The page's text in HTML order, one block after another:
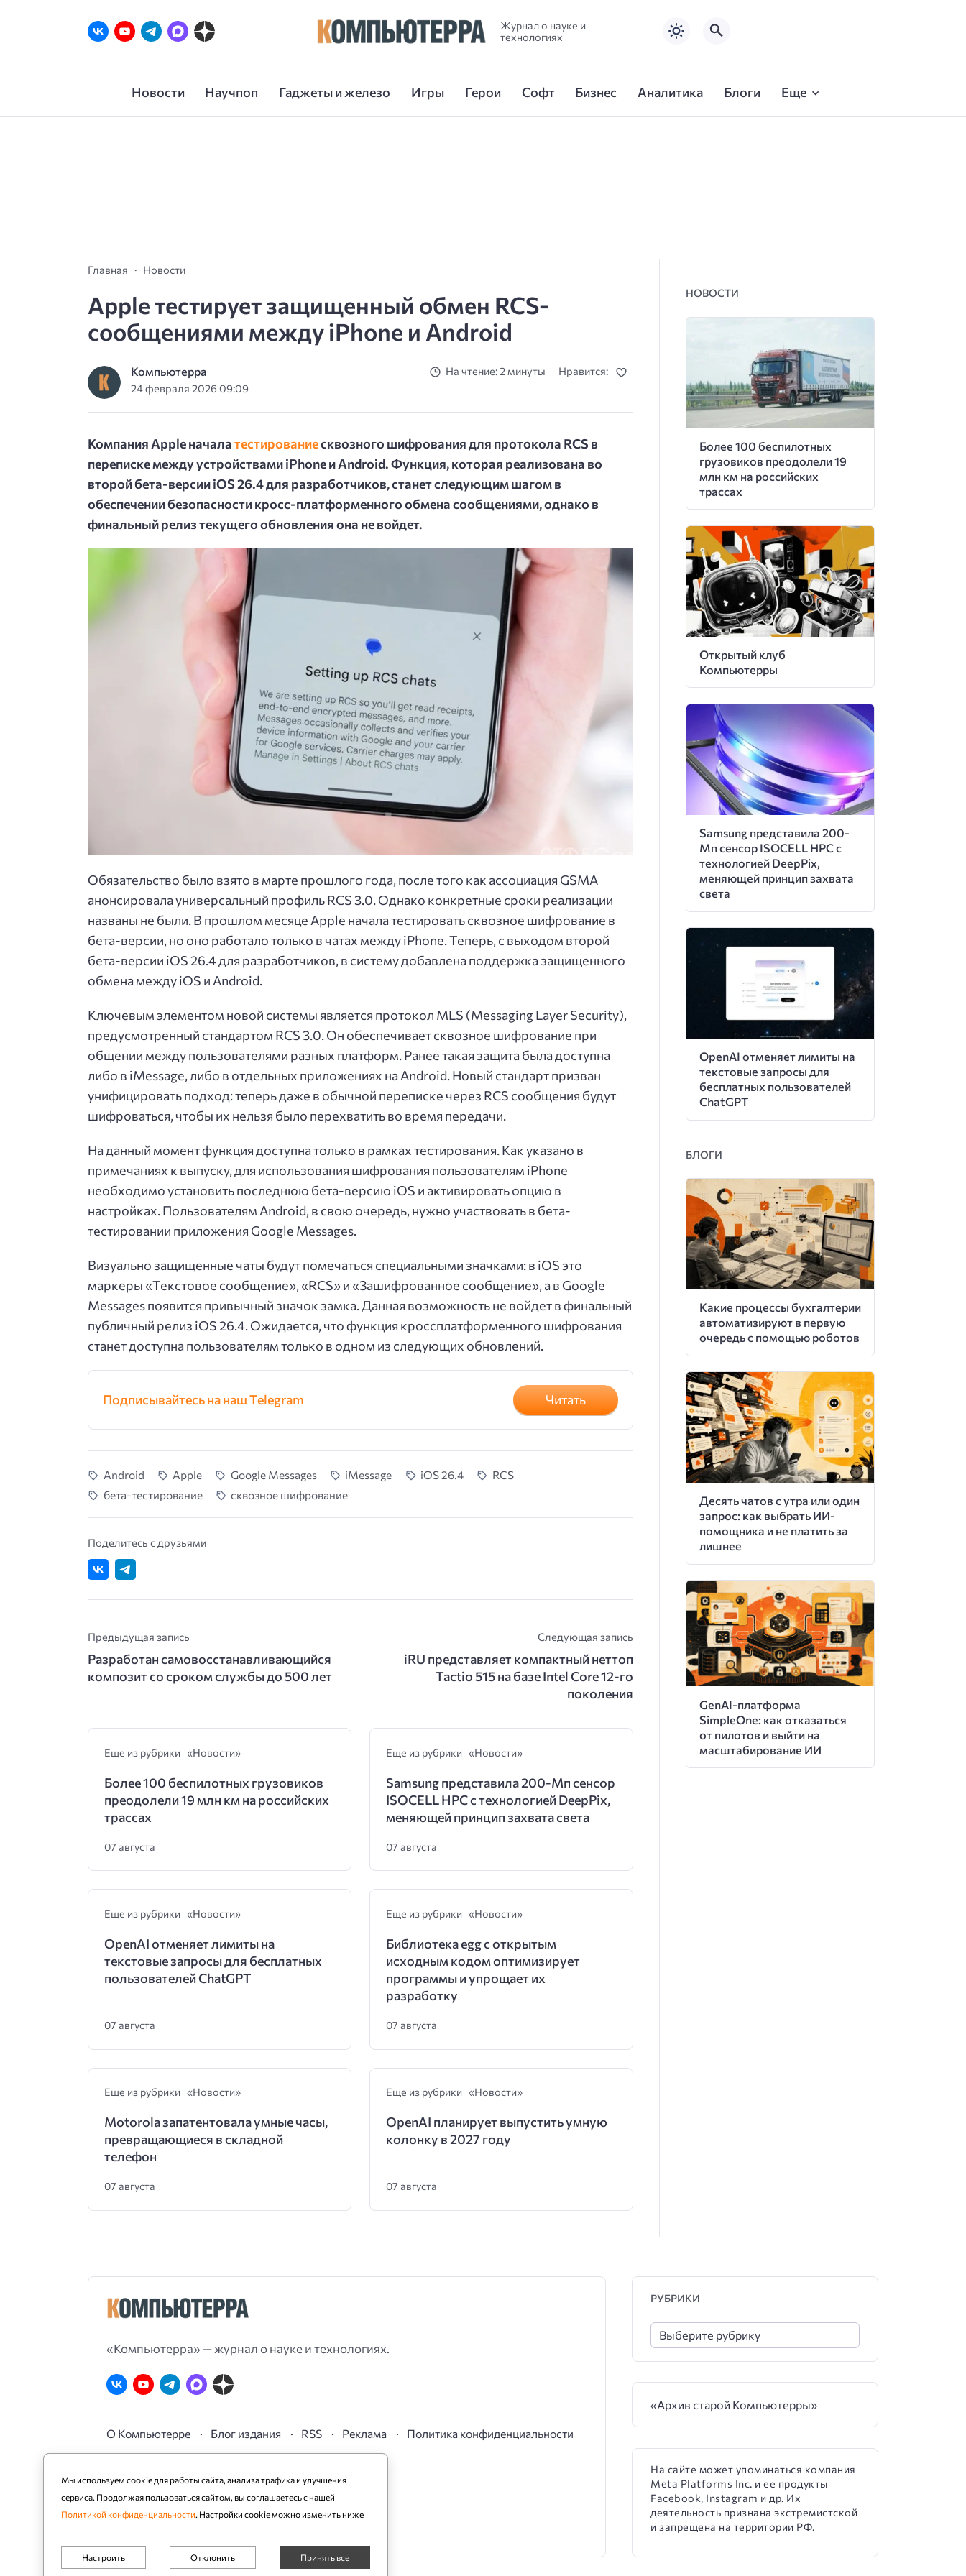
Журнал о науке и
технологиях
Новости Научпоп Гаджеты и железо Игры Герои Софт Бизнес Аналитика Блоги Еще
Главная Новости
Apple тестирует защищенный обмен RCS-
сообщениями между iPhone и Android
Компьютерра
24 февраля 2026 09:09
На чтение: 2 минуты Нравится:
Компания Apple началатестированиесквозного шифрования для протокола RCS в
переписке между устройствами iPhone и Android. Функция, которая реализована во
второй бета-версии iOS 26.4 для разработчиков, станет следующим шагом в
обеспечении безопасности кросс-платформенного обмена сообщениями, однако в
финальный релиз текущего обновления она не войдет.
Обязательство было взято в марте прошлого года, после того как ассоциация GSMA
анонсировала универсальный профиль RCS 3.0. Однако конкретные сроки реализации
названы не были. В прошлом месяце Apple начала тестировать сквозное шифрование в
бета-версии, но оно работало только в чатах между iPhone. Теперь, с выходом второй
бета-версии iOS 26.4 для разработчиков, в систему добавлена поддержка защищенного
обмена между iOS и Android.
Ключевым элементом новой системы является протокол MLS (Messaging Layer Security),
предусмотренный стандартом RCS 3.0. Он обеспечивает сквозное шифрование при
общении между пользователями разных платформ. Ранее такая защита была доступна
либо в iMessage, либо в отдельных приложениях на Android. Новый стандарт призван
унифицировать подход: теперь даже в обычной переписке через RCS сообщения будут
шифроваться, чтобы их нельзя было перехватить во время передачи.
На данный момент функция доступна только в рамках тестирования. Как указано в
примечаниях к выпуску, для использования шифрования пользователям iPhone
необходимо установить последнюю бета-версию iOS и активировать опцию в
настройках. Пользователям Android, в свою очередь, нужно участвовать в бета-
тестировании приложения Google Messages.
Визуально защищенные чаты будут помечаться специальными значками: в iOS это
маркеры «Текстовое сообщение», «RCS» и «Зашифрованное сообщение», а в Google
Messages появится привычный значок замка. Данная возможность не войдет в финальный
публичный релиз iOS 26.4. Ожидается, что функция кроссплатформенного шифрования
станет доступна пользователям только в одном из следующих обновлений.
Подписывайтесь на наш Telegram Читать
Android Apple Google Messages iMessage iOS 26.4
RCS
бета-тестирование
сквозное шифрование
Поделитесь с друзьями
Предыдущая запись
Разработан самовосстанавливающийся
композит со сроком службы до 500 лет
Следующая запись
iRU представляет компактный неттоп
Tactio 515 на базе Intel Core 12-го
поколения
Еще из рубрики «Новости»
Более 100 беспилотных грузовиков
преодолели 19 млн км на российских
трассах
07 августа
Еще из рубрики «Новости»
Samsung представила 200-Мп сенсор
ISOCELL HPC с технологией DeepPix,
меняющей принцип захвата света
07 августа
Еще из рубрики «Новости»
OpenAI отменяет лимиты на
текстовые запросы для бесплатных
пользователей ChatGPT
07 августа
Еще из рубрики «Новости»
Библиотека egg с открытым
исходным кодом оптимизирует
программы и упрощает их
разработку
07 августа
Еще из рубрики «Новости»
Motorola запатентовала умные часы,
превращающиеся в складной
телефон
07 августа
Еще из рубрики «Новости»
OpenAI планирует выпустить умную
колонку в 2027 году
07 августа
НОВОСТИ
Более 100 беспилотных
грузовиков преодолели 19
млн км на российских
трассах
Открытый клуб
Компьютерры
Samsung представила 200-
Мп сенсор ISOCELL HPC с
технологией DeepPix,
меняющей принцип захвата
света
OpenAI отменяет лимиты на
текстовые запросы для
бесплатных пользователей
ChatGPT
БЛОГИ
Какие процессы бухгалтерии
автоматизируют в первую
очередь с помощью роботов
Десять чатов с утра или один
запрос: как выбрать ИИ-
помощника и не платить за
лишнее
GenAI-платформа
SimpleOne: как отказаться
от пилотов и выйти на
масштабирование ИИ
«Компьютерра» — журнал о науке и технологиях.
О Компьютерре Блог издания RSS Реклама Политика конфиденциальности
РУБРИКИ
«Архив старой Компьютерры»
На сайте может упоминаться компания
Meta Platforms Inc. и ее продукты
Facebook, Instagram и др. Их
деятельность признана экстремистской
и запрещена на территории РФ.
Мы используем cookie для работы сайта, анализа трафика и улучшения
сервиса. Продолжая пользоваться сайтом, вы соглашаетесь с нашей
Политикой конфиденциальности. Настройки cookie можно изменить ниже
Обязательные
Настроить Отклонить Принять все